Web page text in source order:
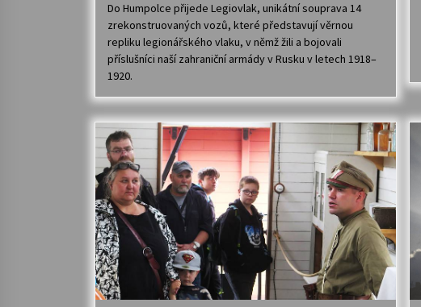
Do Humpolce přijede Legiovlak, unikátní souprava 14
zrekonstruovaných vozů, které představují věrnou
repliku legionářského vlaku, v němž žili a bojovali
příslušníci naší zahraniční armády v Rusku v letech 1918–
1920.